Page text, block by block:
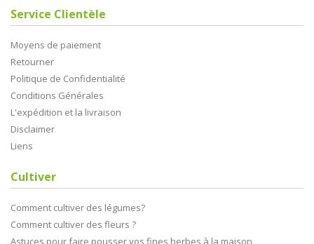
Service Clientèle
Moyens de paiement
Retourner
Politique de Confidentialité
Conditions Générales
L'expédition et la livraison
Disclaimer
Liens
Cultiver
Comment cultiver des légumes?
Comment cultiver des fleurs ?